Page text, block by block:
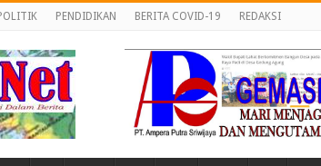
PENDIDIKAN BERITA COVID-19 REDAKSI